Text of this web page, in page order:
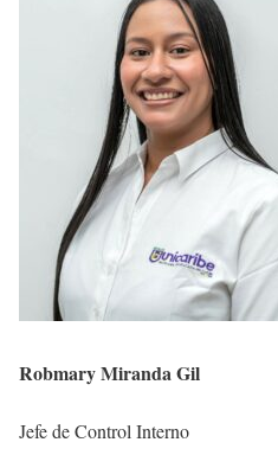
Robmary Miranda Gil
Jefe de Control Interno